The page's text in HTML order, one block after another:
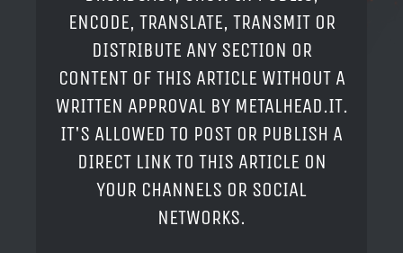
ENCODE, TRANSLATE, TRANSMIT OR
DISTRIBUTE ANY SECTION OR
CONTENT OF THIS ARTICLE WITHOUT A
WRITTEN APPROVAL BY METALHEAD.IT.
IT'S ALLOWED TO POST OR PUBLISH A
DIRECT LINK TO THIS ARTICLE ON
YOUR CHANNELS OR SOCIAL
NETWORKS.